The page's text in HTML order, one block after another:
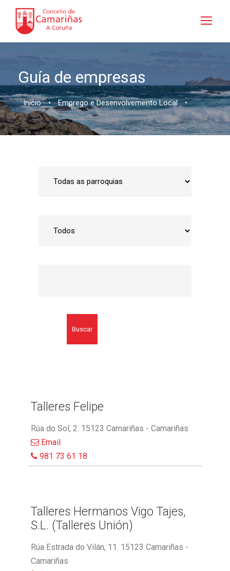
Guía de empresas
Inicio • Emprego e Desenvolvemento Local •
Buscar
Talleres Felipe
Rúa do Sol, 2. 15123 Camariñas - Camariñas
Email
981 73 61 18
Talleres Hermanos Vigo Tajes,
S.L. (Talleres Unión)
Rúa Estrada do Vilán, 11. 15123 Camariñas -
Camariñas